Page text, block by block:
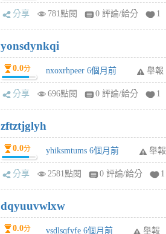
分享 781點閱 0 評論/給分 1
yonsdynkqi
0.0分 nxoxrhpeer 6個月前 舉報
分享 696點閱 0 評論/給分 1
zftztjglyh
0.0分 yhiksmtums 6個月前 舉報
分享 2581點閱 0 評論/給分 1
dqyuuvwlxw
0.0分 vsdlsqfyfe 6個月前 舉報